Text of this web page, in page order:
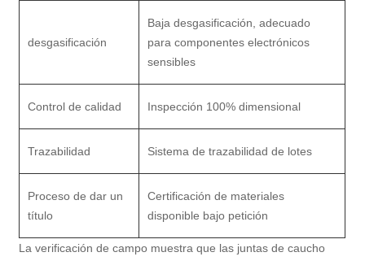
desgasificación
Baja desgasificación, adecuado
para componentes electrónicos
sensibles
Control de calidad Inspección 100% dimensional
Trazabilidad Sistema de trazabilidad de lotes
Proceso de dar un
título
Certificación de materiales
disponible bajo petición
La verificación de campo muestra que las juntas de caucho